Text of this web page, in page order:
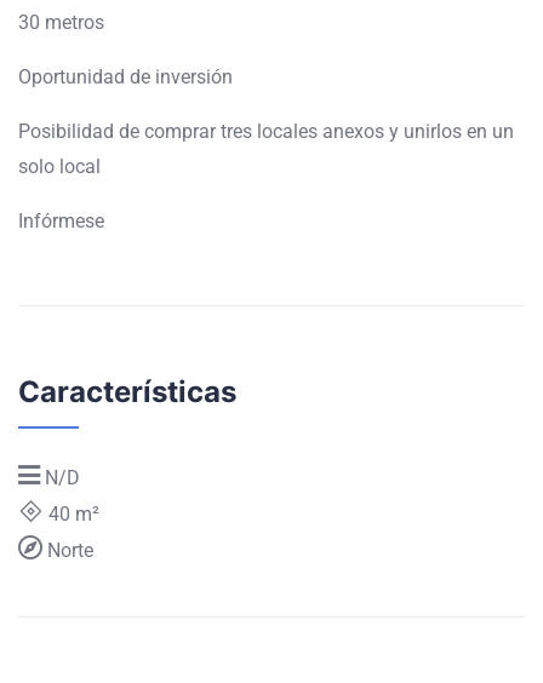
30 metros
Oportunidad de inversión
Posibilidad de comprar tres locales anexos y unirlos en un
solo local
Infórmese
Características
N/D
40 m²
Norte